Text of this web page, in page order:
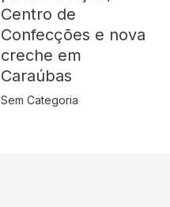
Centro de
Confecções e nova
creche em
Caraúbas
Sem Categoria